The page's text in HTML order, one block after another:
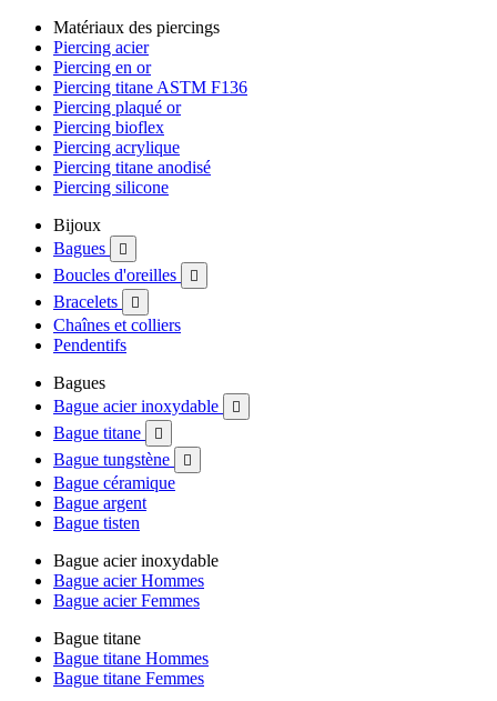
Matériaux des piercings
Piercing acier
Piercing en or
Piercing titane ASTM F136
Piercing plaqué or
Piercing bioflex
Piercing acrylique
Piercing titane anodisé
Piercing silicone
Bijoux
Bagues

Boucles d'oreilles 
Bracelets 
Chaînes et colliers
Pendentifs
Bagues
Bague acier inoxydable

Bague titane 
Bague tungstène 
Bague céramique
Bague argent
Bague tisten
Bague acier inoxydable
Bague acier Hommes
Bague acier Femmes
Bague titane
Bague titane Hommes
Bague titane Femmes